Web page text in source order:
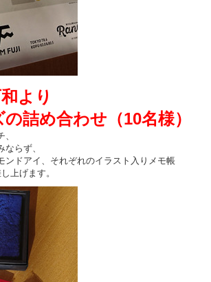
より
詰め合わせ（10名様）
らず、
ドアイ、それぞれのイラスト入りメモ帳
上げます。